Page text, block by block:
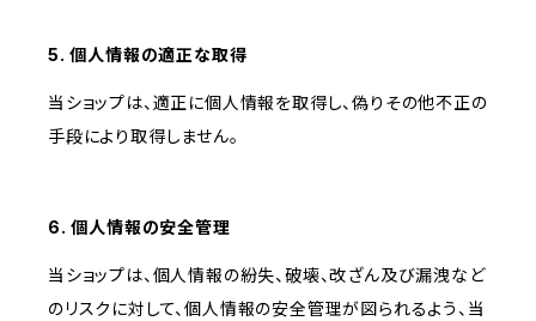
5. 個人情報の適正な取得
当ショップは、適正に個人情報を取得し、偽りその他不正の
手段により取得しません。
6. 個人情報の安全管理
当ショップは、個人情報の紛失、破壊、改ざん及び漏洩など
のリスクに対して、個人情報の安全管理が図られるよう、当